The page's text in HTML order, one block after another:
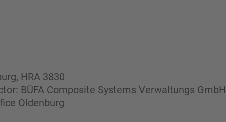
HRA 3830
BÜFA Composite Systems Verwaltungs GmbH
Oldenburg